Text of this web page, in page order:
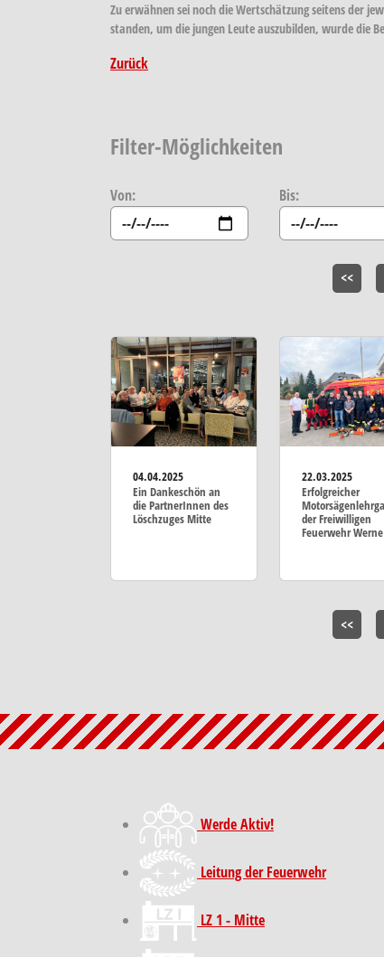
Zu erwähnen sei noch die Wertschätzung seitens der
standen, um die jungen Leute auszubilden, wurde die
Zurück
Filter-Möglichkeiten
Von: Bis:
<<
04.04.2025
Ein Dankeschön an
die PartnerInnen des
Löschzuges Mitte
22.03.2025
Erfolgreicher
der Freiwilligen
Feuerwehr Werne
<<
Werde Aktiv!
Leitung der Feuerwehr
LZ 1 - Mitte